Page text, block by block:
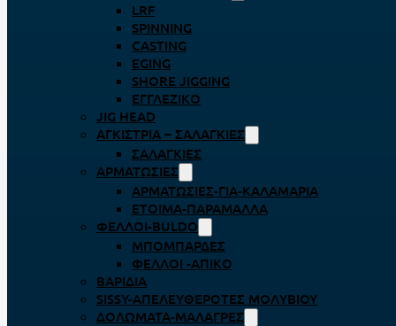
LRF
SPINNING
CASTING
EGING
SHORE JIGGING
ΕΓΓΛΈΖΙΚΟ
JIG HEAD
ΑΓΚΊΣΤΡΙΑ – ΣΑΛΑΓΚΙΈΣ
ΣΑΛΑΓΚΙΈΣ
ΑΡΜΑΤΩΣΙΈΣ
ΑΡΜΑΤΩΣΙΈΣ-ΓΙΑ-ΚΑΛΑΜΆΡΙΑ
ΈΤΟΙΜΑ-ΠΑΡΆΜΑΛΛΑ
ΦΕΛΛΟΊ-BULDO
ΜΠΟΜΠΆΡΔΕΣ
ΦΕΛΛΟΊ -ΑΠΊΚΟ
ΒΑΡΊΔΙΑ
SISSY-ΑΠΕΛΕΥΘΕΡΟΤΈΣ ΜΟΛΥΒΙΟΎ
ΔΟΛΏΜΑΤΑ-ΜΑΛΆΓΡΕΣ